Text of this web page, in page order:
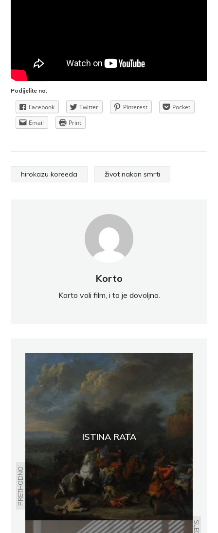
Podijelite na:
Facebook Twitter Pinterest
Pocket
Email
Print
hirokazu koreeda život nakon smrti
Korto
Korto voli film, i to je dovoljno.
PRETHODNO
ISTINA RATA